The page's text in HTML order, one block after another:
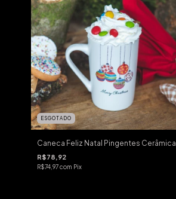
ESGOTADO
Caneca Feliz Natal Pingentes Cerâmica
R$78,92
R$74,97com Pix